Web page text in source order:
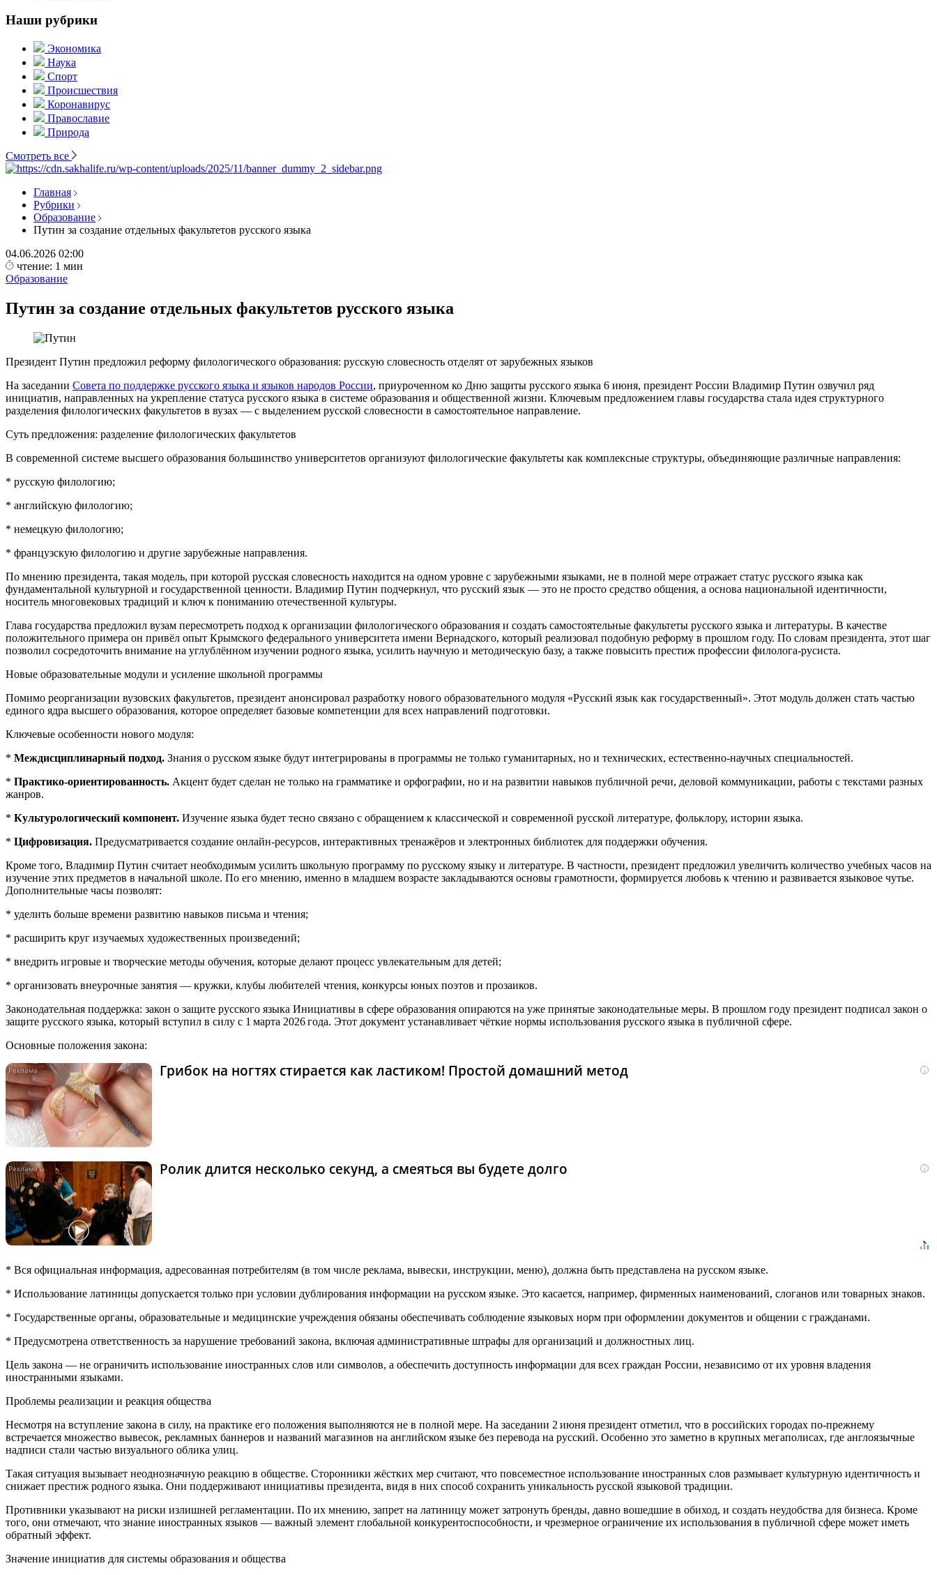
Наши рубрики
Экономика
Наука
Спорт
Происшествия
Коронавирус
Православие
Природа
Смотреть все
Главная
Рубрики
Образование
Путин за создание отдельных факультетов русского языка
04.06.2026 02:00
чтение: 1 мин
Образование
Путин за создание отдельных факультетов русского языка
Президент Путин предложил реформу филологического образования: русскую словесность отделят от зарубежных языков
На заседании Совета по поддержке русского языка и языков народов России, приуроченном ко Дню защиты русского языка 6 июня, президент России Владимир Путин озвучил ряд
инициатив, направленных на укрепление статуса русского языка в системе образования и общественной жизни. Ключевым предложением главы государства стала идея структурного
разделения филологических факультетов в вузах — с выделением русской словесности в самостоятельное направление.
Суть предложения: разделение филологических факультетов
В современной системе высшего образования большинство университетов организуют филологические факультеты как комплексные структуры, объединяющие различные направления:
* русскую филологию;
* английскую филологию;
* немецкую филологию;
* французскую филологию и другие зарубежные направления.
По мнению президента, такая модель, при которой русская словесность находится на одном уровне с зарубежными языками, не в полной мере отражает статус русского языка как
фундаментальной культурной и государственной ценности. Владимир Путин подчеркнул, что русский язык — это не просто средство общения, а основа национальной идентичности,
носитель многовековых традиций и ключ к пониманию отечественной культуры.
Глава государства предложил вузам пересмотреть подход к организации филологического образования и создать самостоятельные факультеты русского языка и литературы. В качестве
положительного примера он привёл опыт Крымского федерального университета имени Вернадского, который реализовал подобную реформу в прошлом году. По словам президента, этот шаг
позволил сосредоточить внимание на углублённом изучении родного языка, усилить научную и методическую базу, а также повысить престиж профессии филолога-русиста.
Новые образовательные модули и усиление школьной программы
Помимо реорганизации вузовских факультетов, президент анонсировал разработку нового образовательного модуля «Русский язык как государственный». Этот модуль должен стать частью
единого ядра высшего образования, которое определяет базовые компетенции для всех направлений подготовки.
Ключевые особенности нового модуля:
* Междисциплинарный подход. Знания о русском языке будут интегрированы в программы не только гуманитарных, но и технических, естественно-научных специальностей.
* Практико-ориентированность. Акцент будет сделан не только на грамматике и орфографии, но и на развитии навыков публичной речи, деловой коммуникации, работы с текстами разных
жанров.
* Культурологический компонент. Изучение языка будет тесно связано с обращением к классической и современной русской литературе, фольклору, истории языка.
* Цифровизация. Предусматривается создание онлайн‑ресурсов, интерактивных тренажёров и электронных библиотек для поддержки обучения.
Кроме того, Владимир Путин считает необходимым усилить школьную программу по русскому языку и литературе. В частности, президент предложил увеличить количество учебных часов на
изучение этих предметов в начальной школе. По его мнению, именно в младшем возрасте закладываются основы грамотности, формируется любовь к чтению и развивается языковое чутье.
Дополнительные часы позволят:
* уделить больше времени развитию навыков письма и чтения;
* расширить круг изучаемых художественных произведений;
* внедрить игровые и творческие методы обучения, которые делают процесс увлекательным для детей;
* организовать внеурочные занятия — кружки, клубы любителей чтения, конкурсы юных поэтов и прозаиков.
Законодательная поддержка: закон о защите русского языка Инициативы в сфере образования опираются на уже принятые законодательные меры. В прошлом году президент подписал закон о
защите русского языка, который вступил в силу с 1 марта 2026 года. Этот документ устанавливает чёткие нормы использования русского языка в публичной сфере.
Основные положения закона:
i
Грибок на ногтях стирается как ластиком! Простой домашний метод
i
Ролик длится несколько секунд, а смеяться вы будете долго
* Вся официальная информация, адресованная потребителям (в том числе реклама, вывески, инструкции, меню), должна быть представлена на русском языке.
* Использование латиницы допускается только при условии дублирования информации на русском языке. Это касается, например, фирменных наименований, слоганов или товарных знаков.
* Государственные органы, образовательные и медицинские учреждения обязаны обеспечивать соблюдение языковых норм при оформлении документов и общении с гражданами.
* Предусмотрена ответственность за нарушение требований закона, включая административные штрафы для организаций и должностных лиц.
Цель закона — не ограничить использование иностранных слов или символов, а обеспечить доступность информации для всех граждан России, независимо от их уровня владения
иностранными языками.
Проблемы реализации и реакция общества
Несмотря на вступление закона в силу, на практике его положения выполняются не в полной мере. На заседании 2 июня президент отметил, что в российских городах по-прежнему
встречается множество вывесок, рекламных баннеров и названий магазинов на английском языке без перевода на русский. Особенно это заметно в крупных мегаполисах, где англоязычные
надписи стали частью визуального облика улиц.
Такая ситуация вызывает неоднозначную реакцию в обществе. Сторонники жёстких мер считают, что повсеместное использование иностранных слов размывает культурную идентичность и
снижает престиж родного языка. Они поддерживают инициативы президента, видя в них способ сохранить уникальность русской языковой традиции.
Противники указывают на риски излишней регламентации. По их мнению, запрет на латиницу может затронуть бренды, давно вошедшие в обиход, и создать неудобства для бизнеса. Кроме
того, они отмечают, что знание иностранных языков — важный элемент глобальной конкурентоспособности, и чрезмерное ограничение их использования в публичной сфере может иметь
обратный эффект.
Значение инициатив для системы образования и общества